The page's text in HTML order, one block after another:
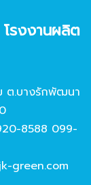
รงงานผลิต
ต.บางรักพัฒนา
8588 099-
green.com